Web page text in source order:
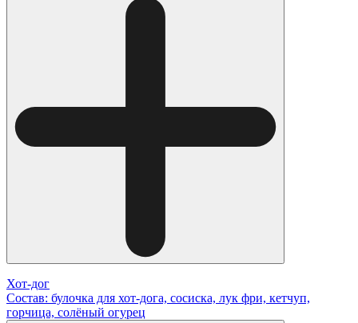
Хот-дог
Состав: булочка для хот-дога, сосиска, лук фри, кетчуп,
горчица, солёный огурец